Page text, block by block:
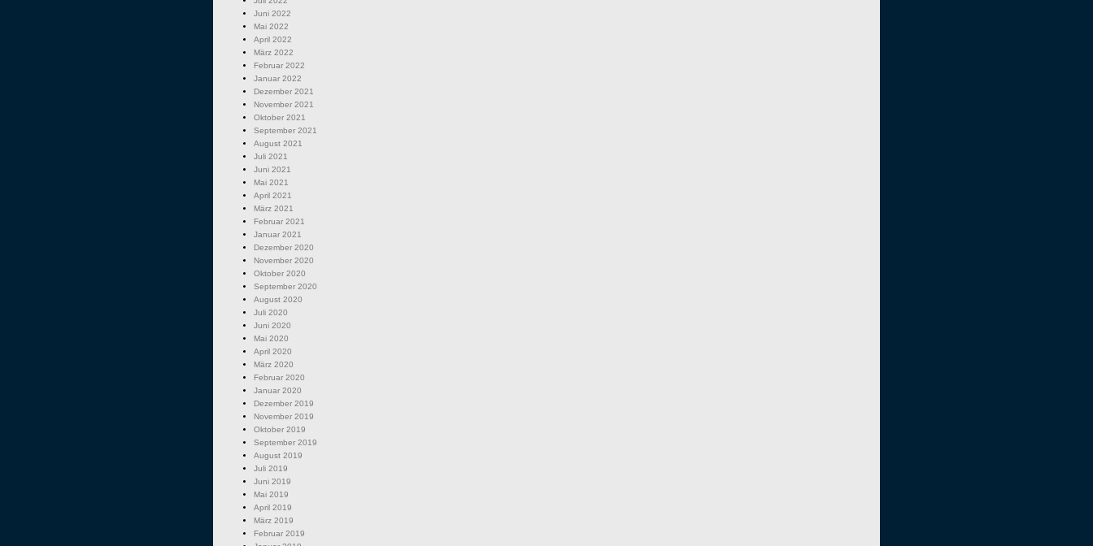
Juni 2022
Mai 2022
April 2022
März 2022
Februar 2022
Januar 2022
Dezember 2021
November 2021
Oktober 2021
September 2021
August 2021
Juli 2021
Juni 2021
Mai 2021
April 2021
März 2021
Februar 2021
Januar 2021
Dezember 2020
November 2020
Oktober 2020
September 2020
August 2020
Juli 2020
Juni 2020
Mai 2020
April 2020
März 2020
Februar 2020
Januar 2020
Dezember 2019
November 2019
Oktober 2019
September 2019
August 2019
Juli 2019
Juni 2019
Mai 2019
April 2019
März 2019
Februar 2019